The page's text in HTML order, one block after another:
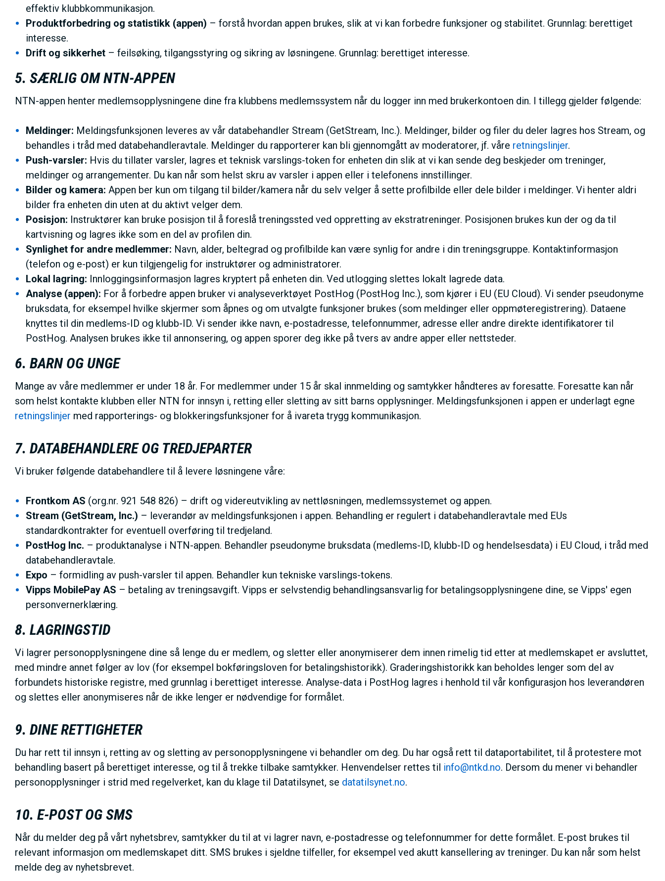
effektiv klubbkommunikasjon.
Produktforbedring og statistikk (appen) – forstå hvordan appen brukes, slik at vi kan forbedre funksjoner og stabilitet. Grunnlag: berettiget
interesse.
Drift og sikkerhet – feilsøking, tilgangsstyring og sikring av løsningene. Grunnlag: berettiget interesse.
5. SÆRLIG OM NTN-APPEN
NTN-appen henter medlemsopplysningene dine fra klubbens medlemssystem når du logger inn med brukerkontoen din. I tillegg gjelder følgende:
Meldinger: Meldingsfunksjonen leveres av vår databehandler Stream (GetStream, Inc.). Meldinger, bilder og filer du deler lagres hos Stream, og
behandles i tråd med databehandleravtale. Meldinger du rapporterer kan bli gjennomgått av moderatorer, jf. våre retningslinjer.
Push-varsler: Hvis du tillater varsler, lagres et teknisk varslings-token for enheten din slik at vi kan sende deg beskjeder om treninger,
meldinger og arrangementer. Du kan når som helst skru av varsler i appen eller i telefonens innstillinger.
Bilder og kamera: Appen ber kun om tilgang til bilder/kamera når du selv velger å sette profilbilde eller dele bilder i meldinger. Vi henter aldri
bilder fra enheten din uten at du aktivt velger dem.
Posisjon: Instruktører kan bruke posisjon til å foreslå treningssted ved oppretting av ekstratreninger. Posisjonen brukes kun der og da til
kartvisning og lagres ikke som en del av profilen din.
Synlighet for andre medlemmer: Navn, alder, beltegrad og profilbilde kan være synlig for andre i din treningsgruppe. Kontaktinformasjon
(telefon og e-post) er kun tilgjengelig for instruktører og administratorer.
Lokal lagring: Innloggingsinformasjon lagres kryptert på enheten din. Ved utlogging slettes lokalt lagrede data.
Analyse (appen): For å forbedre appen bruker vi analyseverktøyet PostHog (PostHog Inc.), som kjører i EU (EU Cloud). Vi sender pseudonyme
bruksdata, for eksempel hvilke skjermer som åpnes og om utvalgte funksjoner brukes (som meldinger eller oppmøteregistrering). Dataene
knyttes til din medlems-ID og klubb-ID. Vi sender ikke navn, e-postadresse, telefonnummer, adresse eller andre direkte identifikatorer til
PostHog. Analysen brukes ikke til annonsering, og appen sporer deg ikke på tvers av andre apper eller nettsteder.
6. BARN OG UNGE
Mange av våre medlemmer er under 18 år. For medlemmer under 15 år skal innmelding og samtykker håndteres av foresatte. Foresatte kan når
som helst kontakte klubben eller NTN for innsyn i, retting eller sletting av sitt barns opplysninger. Meldingsfunksjonen i appen er underlagt egne
retningslinjer med rapporterings- og blokkeringsfunksjoner for å ivareta trygg kommunikasjon.
7. DATABEHANDLERE OG TREDJEPARTER
Vi bruker følgende databehandlere til å levere løsningene våre:
Frontkom AS (org.nr. 921 548 826) – drift og videreutvikling av nettløsningen, medlemssystemet og appen.
Stream (GetStream, Inc.) – leverandør av meldingsfunksjonen i appen. Behandling er regulert i databehandleravtale med EUs
standardkontrakter for eventuell overføring til tredjeland.
PostHog Inc. – produktanalyse i NTN-appen. Behandler pseudonyme bruksdata (medlems-ID, klubb-ID og hendelsesdata) i EU Cloud, i tråd med
databehandleravtale.
Expo – formidling av push-varsler til appen. Behandler kun tekniske varslings-tokens.
Vipps MobilePay AS – betaling av treningsavgift. Vipps er selvstendig behandlingsansvarlig for betalingsopplysningene dine, se Vipps' egen
personvernerklæring.
8. LAGRINGSTID
Vi lagrer personopplysningene dine så lenge du er medlem, og sletter eller anonymiserer dem innen rimelig tid etter at medlemskapet er avsluttet,
med mindre annet følger av lov (for eksempel bokføringsloven for betalingshistorikk). Graderingshistorikk kan beholdes lenger som del av
forbundets historiske registre, med grunnlag i berettiget interesse. Analyse-data i PostHog lagres i henhold til vår konfigurasjon hos leverandøren
og slettes eller anonymiseres når de ikke lenger er nødvendige for formålet.
9. DINE RETTIGHETER
Du har rett til innsyn i, retting av og sletting av personopplysningene vi behandler om deg. Du har også rett til dataportabilitet, til å protestere mot
behandling basert på berettiget interesse, og til å trekke tilbake samtykker. Henvendelser rettes til info@ntkd.no. Dersom du mener vi behandler
personopplysninger i strid med regelverket, kan du klage til Datatilsynet, se datatilsynet.no.
10. E-POST OG SMS
Når du melder deg på vårt nyhetsbrev, samtykker du til at vi lagrer navn, e-postadresse og telefonnummer for dette formålet. E-post brukes til
relevant informasjon om medlemskapet ditt. SMS brukes i sjeldne tilfeller, for eksempel ved akutt kansellering av treninger. Du kan når som helst
melde deg av nyhetsbrevet.